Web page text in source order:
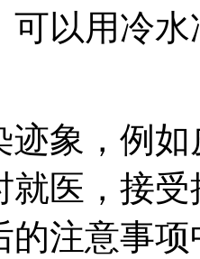
可以用冷
迹象，例
就医，接
的注意事